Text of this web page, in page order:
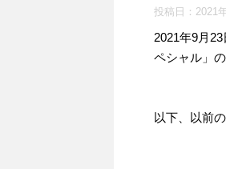
投稿日： 2021
2021年9月
ペシャル」
以下、以前